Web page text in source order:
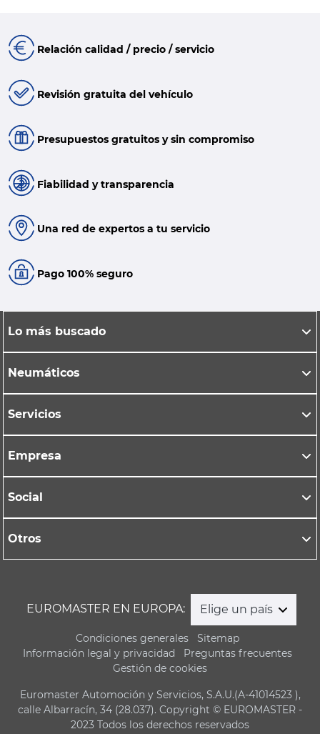
Relación calidad / precio / servicio
Revisión gratuita del vehículo
Presupuestos gratuitos y sin compromiso
Fiabilidad y transparencia
Una red de expertos a tu servicio
Pago 100% seguro
Lo más buscado
Neumáticos
Servicios
Empresa
Social
Otros
EUROMASTER EN EUROPA: Elige un país
Condiciones generales
Sitemap
Información legal y privacidad
Preguntas frecuentes
Gestión de cookies
Euromaster Automoción y Servicios, S.A.U.(A-41014523 ),
calle Albarracín, 34 (28.037). Copyright © EUROMASTER -
2023 Todos los derechos reservados